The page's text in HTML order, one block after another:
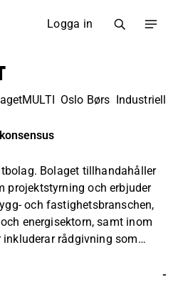
Logga in
MULTI Oslo Børs Industriella
Bolaget tillhandahåller
projektstyrning och erbjuder
och fastighetsbranschen,
energisektorn, samt inom
rådgivning som
analys och inspektion,
Verksamhet innehas på
-